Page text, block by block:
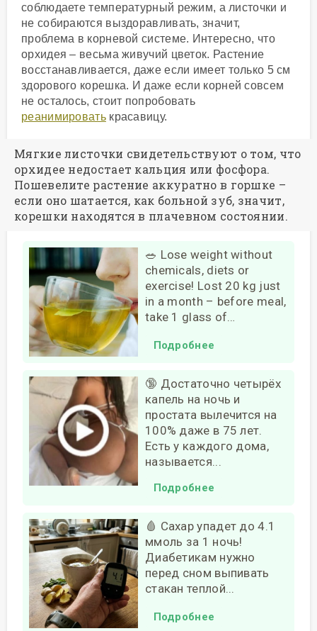
соблюдаете температурный режим, а листочки и
не собираются выздоравливать, значит,
проблема в корневой системе. Интересно, что
орхидея – весьма живучий цветок. Растение
восстанавливается, даже если имеет только 5 см
здорового корешка. И даже если корней совсем
не осталось, стоит попробовать
реанимироватькрасавицу.
Мягкие листочки свидетельствуют о том, что
орхидее недостает кальция или фосфора.
Пошевелите растение аккуратно в горшке –
если оно шатается, как больной зуб, значит,
корешки находятся в плачевном состоянии.
🥗 Lose weight without
chemicals, diets or
exercise! Lost 20 kg just
in a month – before meal,
take 1 glass of…
Подробнее
🔞 Достаточно четырёх
капель на ночь и
простата вылечится на
100% даже в 75 лет.
Есть у каждого дома,
называется...
Подробнее
🩸 Сахар упадет до 4.1
ммоль за 1 ночь!
Диабетикам нужно
перед сном выпивать
стакан теплой...
Подробнее